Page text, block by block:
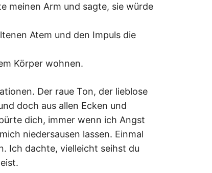
meinen Arm und sagte, sie würde
Atem und den Impuls die
Körper wohnen.
Der raue Ton, der lieblose
doch aus allen Ecken und
dich, immer wenn ich Angst
niedersausen lassen. Einmal
Ich dachte, vielleicht seihst du